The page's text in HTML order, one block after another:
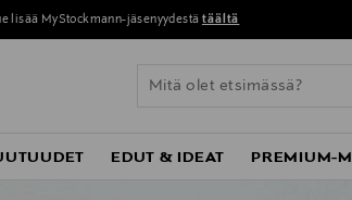
lisää MyStockmann-jäsenyydestä täältä
EDUT & IDEAT PREMIUM-